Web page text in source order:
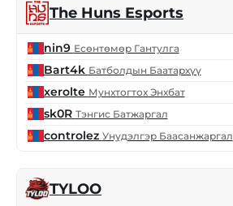
The Huns Esports
nin9 Есөнтөмөр Гантулга
Bart4k Батболдын Баатархүү
xerolte Мунхтогтох Энхбат
sk0R Тэнгис Батжаргал
controlez Унудэлгэр Баасанжаргал
TYLOO